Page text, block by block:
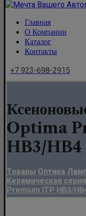
Главная
О Компании
Каталог
Контакты
+7 923-698-2915
Optima
HB3/HB4
Товары Оптика
Керамическая серия
Premium ITP HB3/